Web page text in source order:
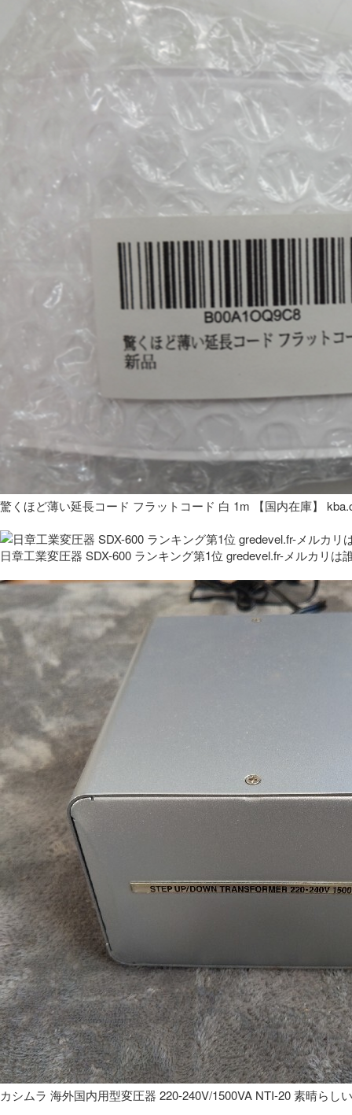
驚くほど薄い延長コード フラットコード 白 1m 【国内在庫】
日章工業変圧器 SDX-600 ランキング第1位 gredevel.fr-メルカリは
カシムラ 海外国内用型変圧器 220-240V/1500VA NTI-20 素晴らし